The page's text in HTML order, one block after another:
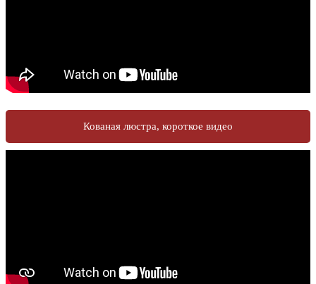
Кованая люстра, короткое видео